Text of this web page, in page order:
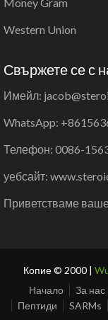
Western Union
Свържете се с
Имейл:
WhatsApp:
Телефон: 0086-
уебсайт:
Приветстваме
Копие © 2000 |
Начало
За нас
Пептиди
SARMs